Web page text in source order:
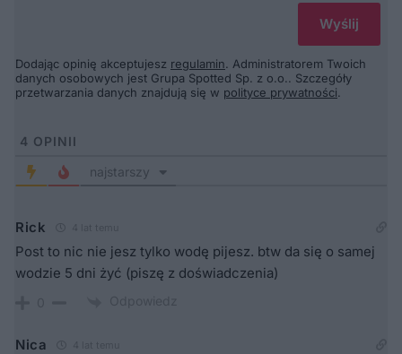
Dodając opinię akceptujesz regulamin. Administratorem Twoich
danych osobowych jest Grupa Spotted Sp. z o.o.. Szczegóły
przetwarzania danych znajdują się w polityce prywatności.
4 OPINII
najstarszy
Rick
Post to nic nie jesz tylko wodę pijesz. btw da się o samej
wodzie 5 dni żyć (piszę z doświadczenia)
Nica